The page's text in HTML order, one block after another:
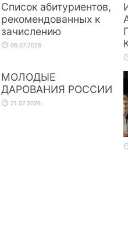
Список абитуриентов,
рекомендованных к
зачислению
06.07.2026
МОЛОДЫЕ
ДАРОВАНИЯ РОССИИ
21.07.2026